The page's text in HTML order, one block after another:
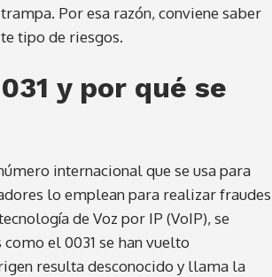
Por esa razón, conviene saber
tipo de riesgos.
y por qué se
internacional que se usa para
lo emplean para realizar fraudes
de Voz por IP (VoIP), se
el 0031 se han vuelto
resulta desconocido y llama la